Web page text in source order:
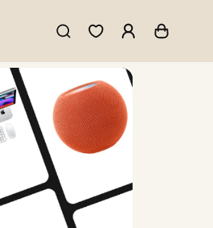
、筆電